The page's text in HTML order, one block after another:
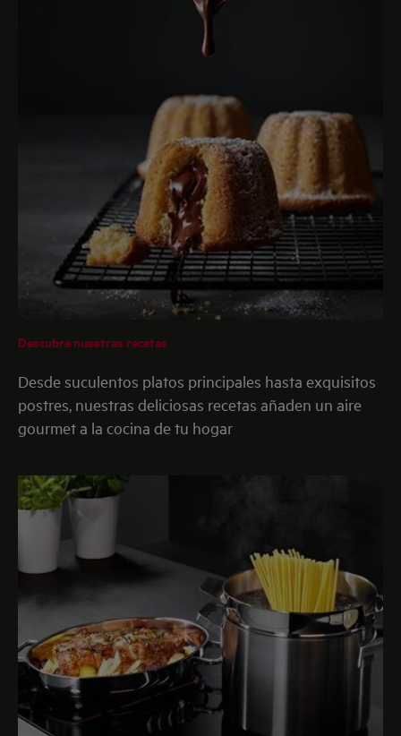
Descubre nuestras recetas
Desde suculentos platos principales hasta exquisitos
postres, nuestras deliciosas recetas añaden un aire
gourmet a la cocina de tu hogar